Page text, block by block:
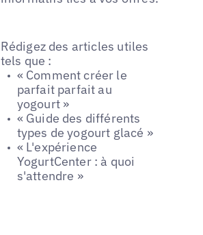
Rédigez des articles utiles
tels que :
« Comment créer le
parfait parfait au
yogourt »
« Guide des différents
types de yogourt glacé »
« L'expérience
YogurtCenter : à quoi
s'attendre »